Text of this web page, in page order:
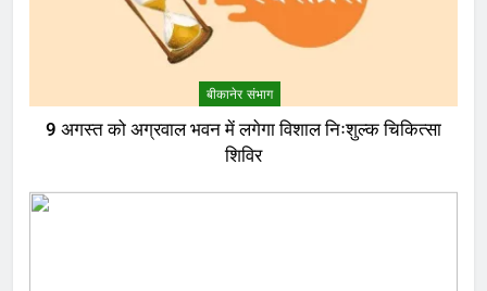
बीकानेर संभाग
9 अगस्त को अग्रवाल भवन में लगेगा विशाल निःशुल्क चिकित्सा
शिविर